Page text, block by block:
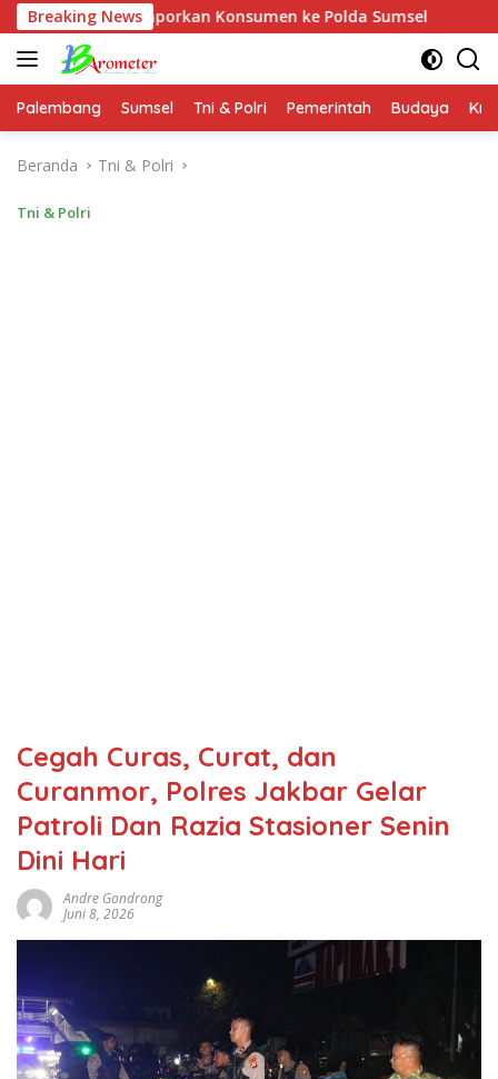
Langsung
ke
konten
Breaking News
Laporkan Konsumen ke Polda Sumsel Amankan
Palembang Sumsel Tni & Polri Pemerintah Budaya
Beranda Tni & Polri
Tni & Polri
Cegah Curas, Curat, dan
Curanmor, Polres Jakbar Gelar
Patroli Dan Razia Stasioner Senin
Dini Hari
Andre Gondrong
Juni 8, 2026